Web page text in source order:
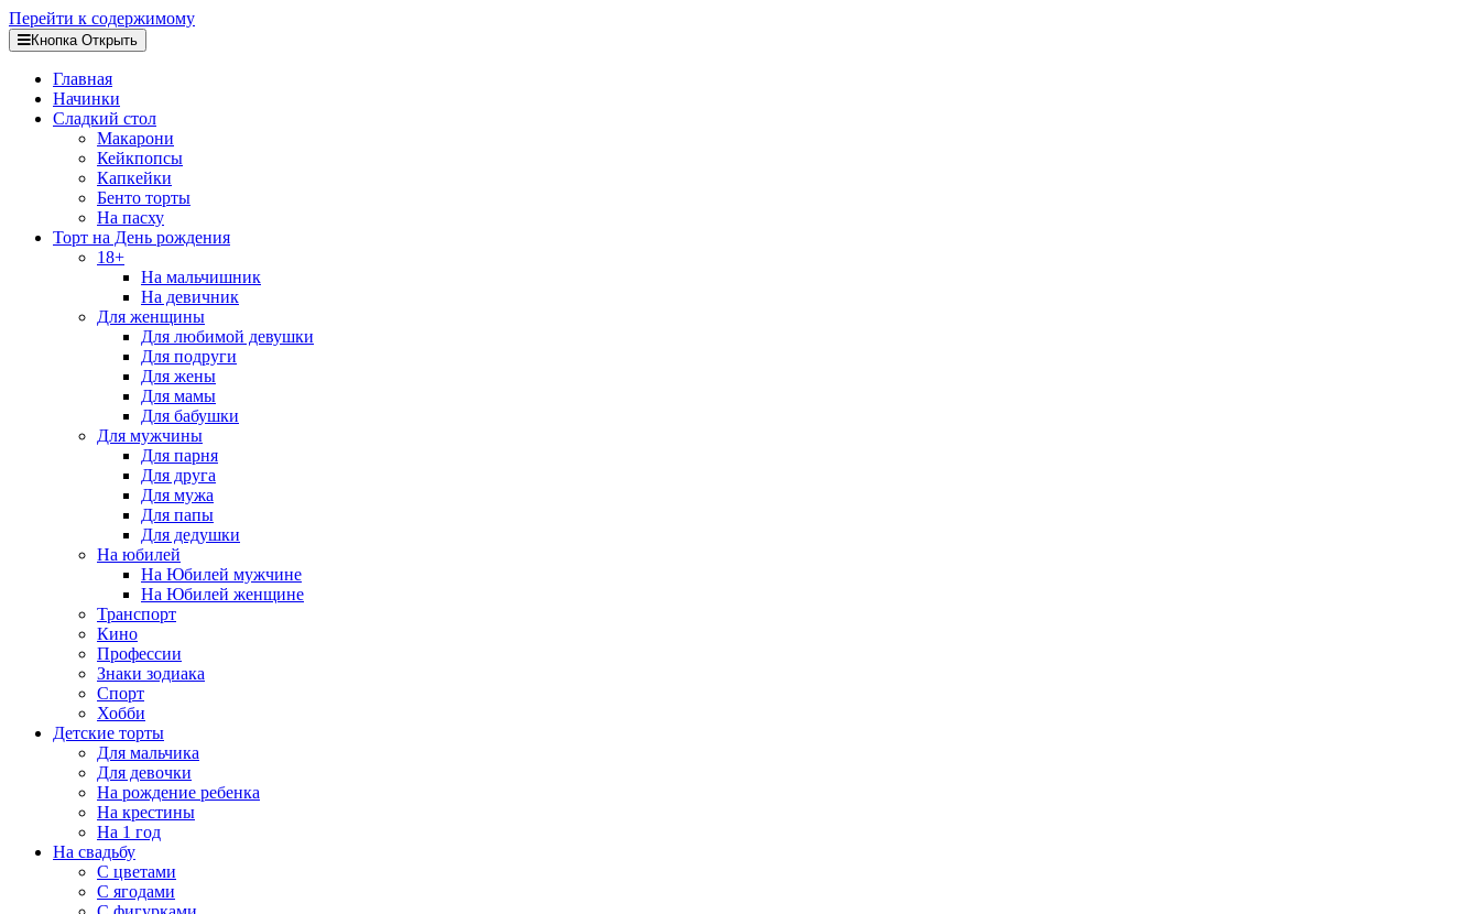
Перейти к содержимому
Кнопка Открыть
Главная
Начинки
Сладкий стол
Макарони
Кейкпопсы
Капкейки
Бенто торты
На пасху
Торт на День рождения
18+
На мальчишник
На девичник
Для женщины
Для любимой девушки
Для подруги
Для жены
Для мамы
Для бабушки
Для мужчины
Для парня
Для друга
Для мужа
Для папы
Для дедушки
На юбилей
На Юбилей мужчине
На Юбилей женщине
Транспорт
Кино
Профессии
Знаки зодиака
Спорт
Хобби
Детские торты
Для мальчика
Для девочки
На рождение ребенка
На крестины
На 1 год
На свадьбу
С цветами
С ягодами